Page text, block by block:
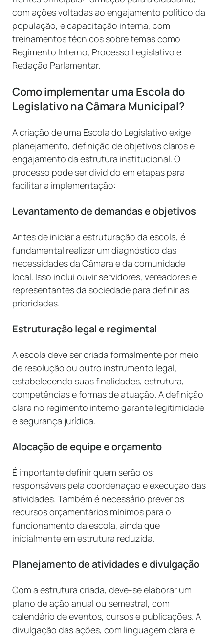
com ações voltadas ao engajamento político da
população, e capacitação interna, com
treinamentos técnicos sobre temas como
Regimento Interno, Processo Legislativo e
Redação Parlamentar.
Como implementar uma Escola do
Legislativo na Câmara Municipal?
A criação de uma Escola do Legislativo exige
planejamento, definição de objetivos claros e
engajamento da estrutura institucional. O
processo pode ser dividido em etapas para
facilitar a implementação:
Levantamento de demandas e objetivos
Antes de iniciar a estruturação da escola, é
fundamental realizar um diagnóstico das
necessidades da Câmara e da comunidade
local. Isso inclui ouvir servidores, vereadores e
representantes da sociedade para definir as
prioridades.
Estruturação legal e regimental
A escola deve ser criada formalmente por meio
de resolução ou outro instrumento legal,
estabelecendo suas finalidades, estrutura,
competências e formas de atuação. A definição
clara no regimento interno garante legitimidade
e segurança jurídica.
Alocação de equipe e orçamento
É importante definir quem serão os
responsáveis pela coordenação e execução das
atividades. Também é necessário prever os
recursos orçamentários mínimos para o
funcionamento da escola, ainda que
inicialmente em estrutura reduzida.
Planejamento de atividades e divulgação
Com a estrutura criada, deve-se elaborar um
plano de ação anual ou semestral, com
calendário de eventos, cursos e publicações. A
divulgação das ações, com linguagem clara e